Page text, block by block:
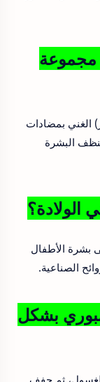
مجموعة
الغني بمضادات
ينظف البشرة
بشرة الأطفال
الصناعية.
بشكل